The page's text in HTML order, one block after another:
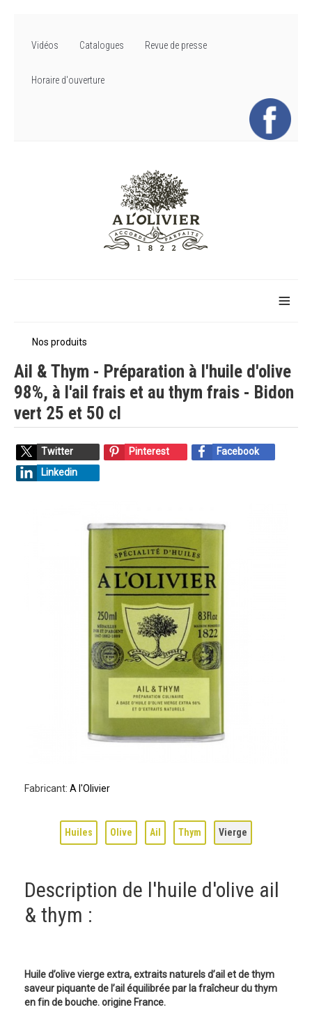
Vidéos Catalogues Revue de presse
Horaire d'ouverture
≡
Nos produits
Ail & Thym - Préparation à l'huile d'olive
98%, à l'ail frais et au thym frais - Bidon
vert 25 et 50 cl
Twitter Pinterest
Facebook
Linkedin
Fabricant: A l'Olivier
Huiles Olive Ail Thym Vierge
Description de l'huile d'olive ail
& thym :
Huile d’olive vierge extra, extraits naturels d’ail et de thym
saveur piquante de l’ail équilibrée par la fraîcheur du thym
en fin de bouche. origine France.